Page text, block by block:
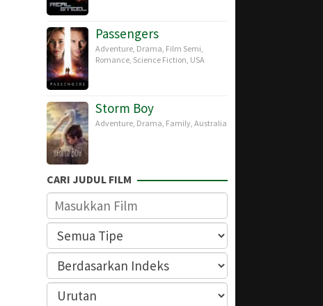
Passengers
Adventure, Drama, Film Semi,
Romance, Science Fiction, USA
Storm Boy
Adventure, Drama, Family, Australia
CARI JUDUL FILM